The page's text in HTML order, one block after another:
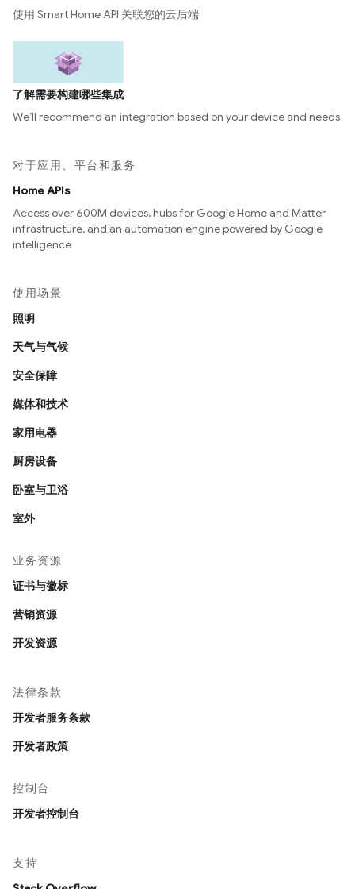
使用 Smart Home API 关联您的云后端
了解需要构建哪些集成
We’ll recommend an integration based on your device and needs
对于应用、平台和服务
Home APIs
Access over 600M devices, hubs for Google Home and Matter
infrastructure, and an automation engine powered by Google
intelligence
使用场景
照明
天气与气候
安全保障
媒体和技术
家用电器
厨房设备
卧室与卫浴
室外
业务资源
证书与徽标
营销资源
开发资源
法律条款
开发者服务条款
开发者政策
控制台
开发者控制台
支持